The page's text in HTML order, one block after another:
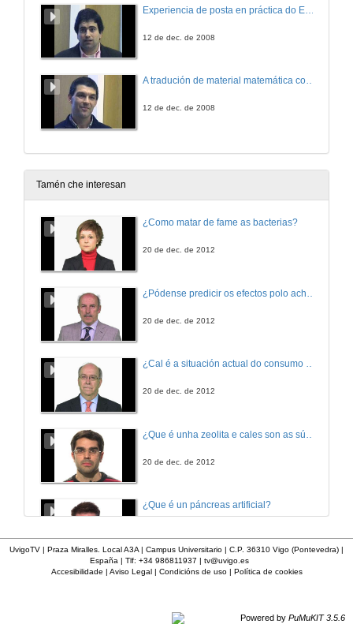
12 de dec. de 2008
A tradución de material matemática como elemento formativo
12 de dec. de 2008
Tamén che interesan
¿Como matar de fame as bacterias?
20 de dec. de 2012
20 de dec. de 2012
¿Cal é a situación actual do consumo cinematográfico?
20 de dec. de 2012
20 de dec. de 2012
¿Que é un páncreas artificial?
UvigoTV | Praza Miralles. Local A3A | Campus Universitario | C.P. 36310 Vigo (Pontevedra) |
España | Tlf: +34 986811937 | tv@uvigo.es
Accesibilidade | Aviso Legal| Condicións de uso| Política de cookies
Powered by PuMuKIT 3.5.6